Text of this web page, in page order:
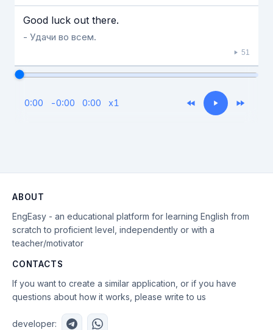
Good luck out there.
- Удачи во всем.
51
0:00 -0:00 0:00 x1
ABOUT
EngEasy - an educational platform for learning English from
scratch to proficient level, independently or with a
teacher/motivator
CONTACTS
If you want to create a similar application, or if you have
questions about how it works, please write to us
developer: